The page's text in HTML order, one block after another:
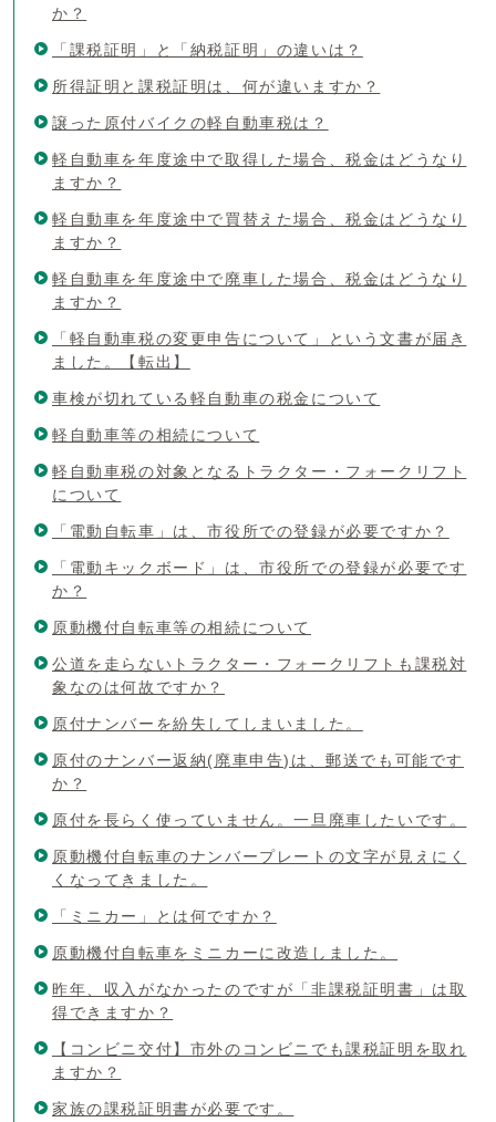
か？
「課税証明」と「納税証明」の違いは？
所得証明と課税証明は、何が違いますか？
譲った原付バイクの軽自動車税は？
軽自動車を年度途中で取得した場合、税金はどうなり
ますか？
軽自動車を年度途中で買替えた場合、税金はどうなり
ますか？
軽自動車を年度途中で廃車した場合、税金はどうなり
ますか？
「軽自動車税の変更申告について」という文書が届き
ました。【転出】
車検が切れている軽自動車の税金について
軽自動車等の相続について
軽自動車税の対象となるトラクター・フォークリフト
について
「電動自転車」は、市役所での登録が必要ですか？
「電動キックボード」は、市役所での登録が必要です
か？
原動機付自転車等の相続について
公道を走らないトラクター・フォークリフトも課税対
象なのは何故ですか？
原付ナンバーを紛失してしまいました。
原付のナンバー返納(廃車申告)は、郵送でも可能です
か？
原付を長らく使っていません。一旦廃車したいです。
原動機付自転車のナンバープレートの文字が見えにく
くなってきました。
「ミニカー」とは何ですか？
原動機付自転車をミニカーに改造しました。
昨年、収入がなかったのですが「非課税証明書」は取
得できますか？
【コンビニ交付】市外のコンビニでも課税証明を取れ
ますか？
家族の課税証明書が必要です。